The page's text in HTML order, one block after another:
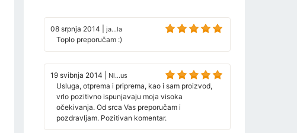
08 srpnja 2014 ja...la
Toplo preporučam :)
19 svibnja 2014 Ni...us
Usluga, otprema i priprema, kao i sam proizvod,
vrlo pozitivno ispunjavaju moja visoka
očekivanja. Od srca Vas preporučam i
pozdravljam. Pozitivan komentar.